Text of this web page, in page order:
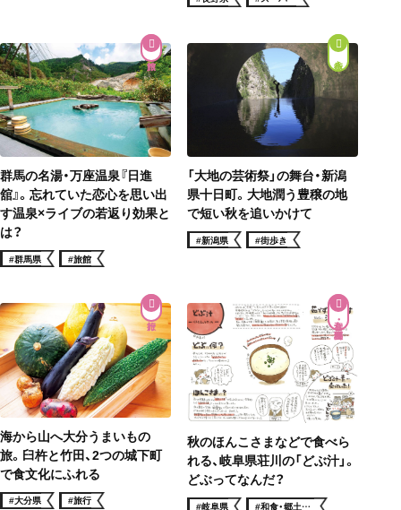
群馬の名湯・万座温泉『日進
舘』。忘れていた恋心を思い出
す温泉×ライブの若返り効果と
は？
#群馬県 #旅館
街歩き
「大地の芸術祭」の舞台・新潟
県十日町。大地潤う豊穣の地
で短い秋を追いかけて
#新潟県 #街歩き
海から山へ大分うまいもの
旅。臼杵と竹田、2つの城下町
で食文化にふれる
#大分県 #旅行
和食・郷土料理
秋のほんこさまなどで食べら
れる、岐阜県荘川の「どぶ汁」。
どぶってなんだ？
#岐阜県 #和食・郷土料